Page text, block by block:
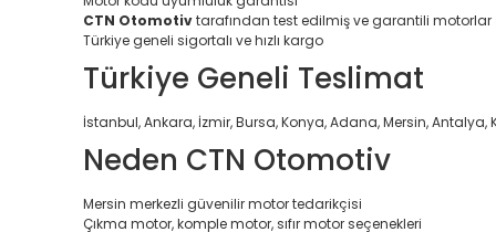
CTN Otomotivtarafından test edilmiş ve garantili motorlar
Türkiye geneli sigortalı ve hızlı kargo
Türkiye Geneli Teslimat
İstanbul, Ankara, İzmir, Bursa, Konya, Adana, Mersin,
Neden CTN Otomotiv
Mersin merkezli güvenilir motor tedarikçisi
Çıkma motor, komple motor, sıfır motor seçenekleri